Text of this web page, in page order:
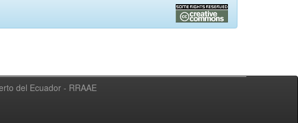
del Ecuador - RRAAE